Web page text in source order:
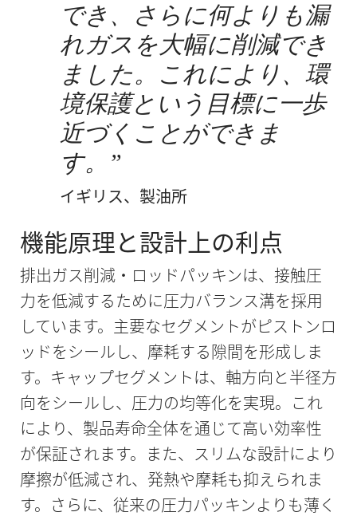
でき、さらに何よりも漏
れガスを大幅に削減でき
ました。これにより、環
境保護という目標に一歩
近づくことができま
す。
イギリス、製油所
機能原理と設計上の利点
排出ガス削減・ロッドパッキンは、接触圧
力を低減するために圧力バランス溝を採用
しています。主要なセグメントがピストンロ
ッドをシールし、摩耗する隙間を形成しま
す。キャップセグメントは、軸方向と半径方
向をシールし、圧力の均等化を実現。これ
により、製品寿命全体を通じて高い効率性
が保証されます。また、スリムな設計により
摩擦が低減され、発熱や摩耗も抑えられま
す。さらに、従来の圧力パッキンよりも薄く